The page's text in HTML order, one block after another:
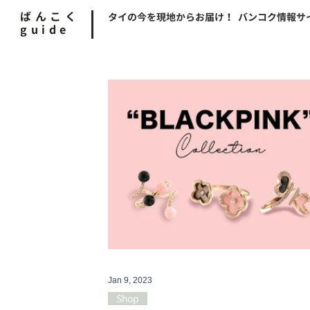
ばんこく
guide
タイの今を現地からお届け！ バンコク情報サ
Shop
Jan 9, 2023